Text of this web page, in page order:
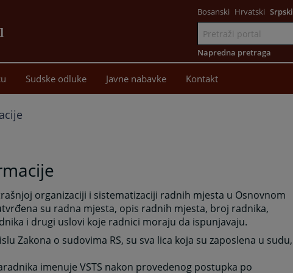
sadržaj
Bosanski Hrvatski Srpski
Napredna pretraga
Sudske odluke Javne nabavke Kontakt
organizaciji i sistematizaciji radnih mjesta u Osnovnom
su radna mjesta, opis radnih mjesta, broj radnika,
i drugi uslovi koje radnici moraju da ispunjavaju.
Zakona o sudovima RS, su sva lica koja su zaposlena u sudu,
imenuje VSTS nakon provedenog postupka po